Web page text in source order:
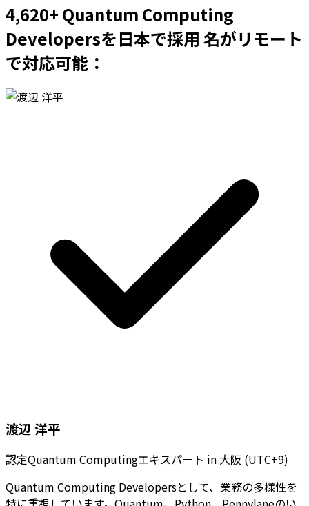
4,620+ Quantum Computing
Developersを日本で採用 名がリモート
で対応可能：
渡辺 洋平
認定Quantum Computingエキスパート in 大阪 (UTC+9)
Quantum Computing Developersとして、業務の多様性を